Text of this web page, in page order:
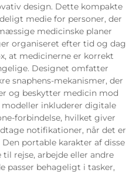
design. Dette kompakte
medie for personer, der
medicinske planer
organiseret efter tid og dag
at medicinerne er korrekt
Designet omfatter
snaphens-mekanismer, der
og beskytter medicin mod
inkluderer digitale
forbindelse, hvilket giver
notifikationer, når det er
portable karakter af disse
rejse, arbejde eller andre
passer behageligt i tasker,